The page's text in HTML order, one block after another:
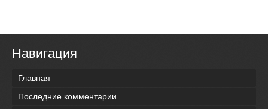
Навигация
Главная
Последние комментарии